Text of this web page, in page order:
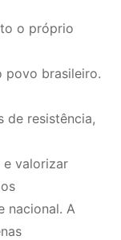
o próprio
povo brasileiro.
de resistência,
e valorizar
nacional. A